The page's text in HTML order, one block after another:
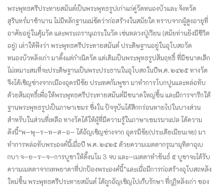
พระพุทธศรีประทายสมันต์เป็นพระพุทธรูปเก่าแก่คู่วัดหนองบัวและ จังหวัด
สุรินทร์มาช้านาน ไม่มีหลักฐานแน่ชัดว่าก่อสร้างในสมัยใด ทราบจากผู้สูงอายุที่
อาศัยอยู่ในคุ้มวัด และพระเถรานุเถระในวัด เช่นหลวงปู่เวียน​ (สมัยท่านยังมีชีวิต
อยู่) เล่าให้ฟังว่า พระพุทธศรีประทายสมันต์ ประดิษฐานอยู่ในอุโบสถวัด
หนองบัวหลังเก่า มาตั้งแต่กำเนิดวัด แต่เดิมเป็นพระพุทธรูปสัมฤทธิ์ ที่มีขนาดเล็ก
ไม่เหมาะสมที่จะประดิษฐานเป็นพระประธานในอุโบสถในปีพ.ศ. ๒๔๒๕ ทางวัด
จึงได้เชิญช่างจากเมืองอุดรมีชัย ประเทศกัมพูชา มาทำการโบกปูนและหล่อทับ
ด้วยสัมฤทธิ์เพื่อให้พระพุทธศรีประทายสมันต์มีขนาดใหญ่ขึ้น และมีการจารึกใต้
ฐานพระพุทธรูปเป็นภาษาเขมร ซึ่งใน ปัจจุบันได้สึกกร่อนหายไปในบางส่วน
สำหรับในส่วนที่เหลือ ทางวัดได้ให้ผู้ที่มีความรู้ในภาษาเขมรมาแปล ได้ความ
ดังนี้“พ—พุ—ร—ท—ส—อ— ได้อัญเชิญช่างจาก อุดรมีชัย(ประเดียเมียนเจย) มา
ทำการหล่อทับพระองค์​นี้เมื่อปี พ.ศ. ๒๔๒๕ ด้วย​ความเมตตากรุณามุทิตาอุเบ
กบา จ—ย—ร—จ—การบูชาให้ตั้งนโม 3 จบ และ—เมตตาทำขันธ์ ๕ บูชาจะได้รับ​
ความเมตตาจากเทพยาดาที่ปกป้องพระองค์นี้”และเมื่อมีการก่อสร้างอุโบสถหลัง
ใหม่ขึ้น พระพุทธศรีประทายสมันต์ ได้ถูกอัญเชิญไปเก็บรักษา ที่กุฏิหลังเก่า ของ